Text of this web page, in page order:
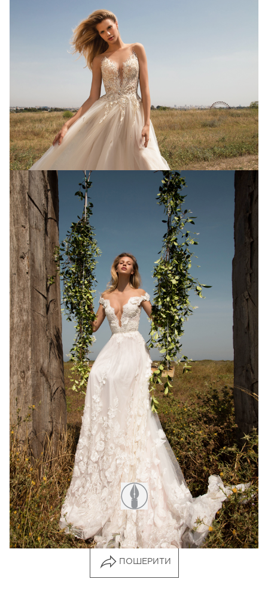
Записаться на примерку можно по телефонам:
(050) 888-10-72, (067) 888-10-72.
Адрес бутика: г. Киев, ул. Гончара, 26
ПОШЕРИТИ